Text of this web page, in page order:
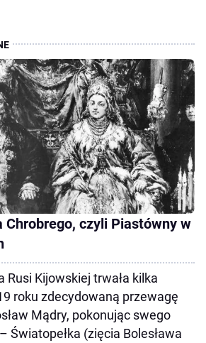
Chrobrego, czyli Piastówny w
Rusi Kijowskiej trwała kilka
roku zdecydowaną przewagę
Mądry, pokonując swego
Światopełka (zięcia Bolesława